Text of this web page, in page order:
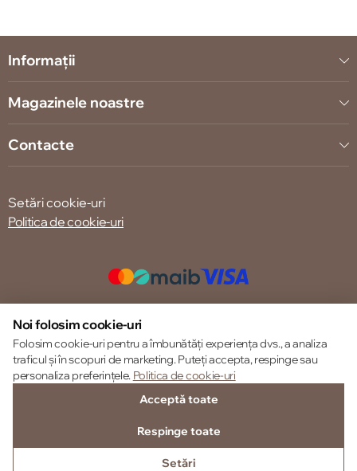
Informații
Magazinele noastre
Contacte
Setări cookie-uri
Politica de cookie-uri
© 2013 – 2026 ECOM
Noi folosim cookie-uri
Folosim cookie-uri pentru a îmbunătăți experiența dvs., a analiza
traficul și în scopuri de marketing. Puteți accepta, respinge sau
personaliza preferințele. Politica de cookie-uri
Acceptă toate
Respinge toate
Setări